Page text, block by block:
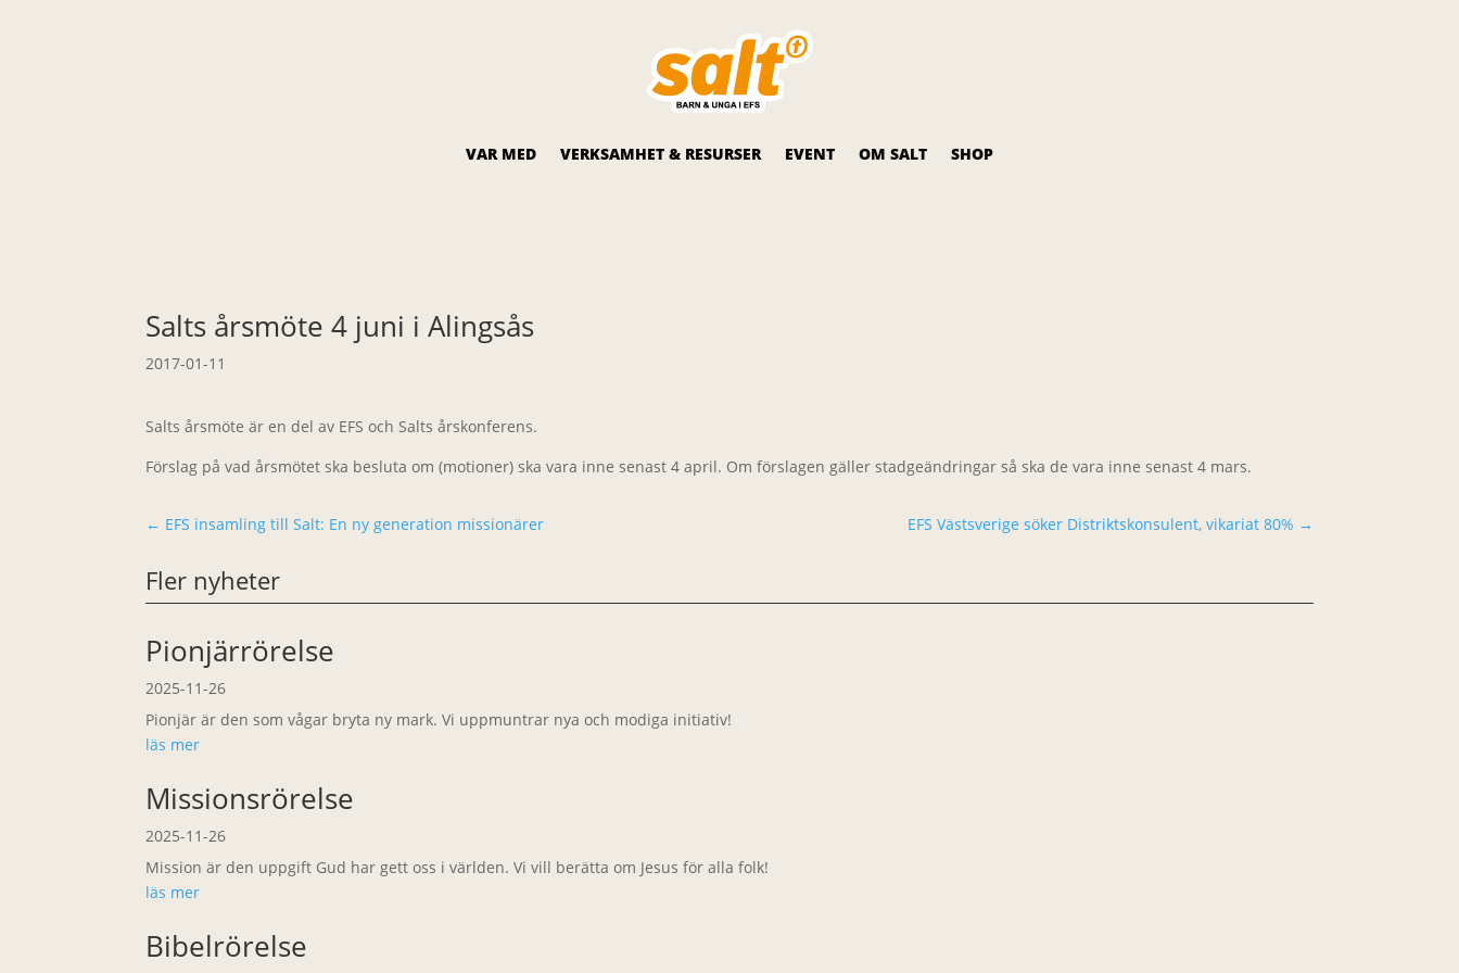
VAR MED VERKSAMHET & RESURSER EVENT OM SALT SHOP
Salts årsmöte 4 juni i Alingsås
2017-01-11
Salts årsmöte är en del av EFS och Salts årskonferens.
Förslag på vad årsmötet ska besluta om (motioner) ska vara inne senast 4 april. Om förslagen gäller stadgeändringar så ska de vara inne senast 4 mars.
← EFS insamling till Salt: En ny generation missionärer EFS Västsverige söker Distriktskonsulent, vikariat 80% →
Fler nyheter
Pionjärrörelse
2025-11-26
Pionjär är den som vågar bryta ny mark. Vi uppmuntrar nya och modiga initiativ!
läs mer
Missionsrörelse
2025-11-26
Mission är den uppgift Gud har gett oss i världen. Vi vill berätta om Jesus för alla folk!
läs mer
Bibelrörelse